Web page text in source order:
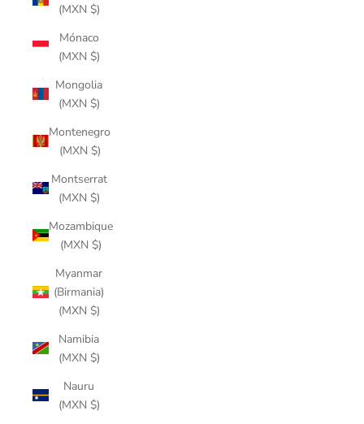
(MXN $)
Mónaco
(MXN $)
Mongolia
(MXN $)
Montenegro
(MXN $)
Montserrat
(MXN $)
Mozambique
(MXN $)
Myanmar
(Birmania)
(MXN $)
Namibia
(MXN $)
Nauru
(MXN $)